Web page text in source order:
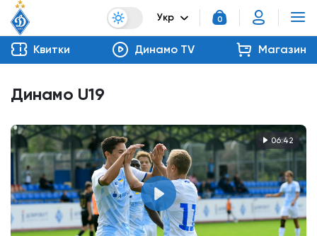
Укр 0
Квитки Динамо TV Магазин
Динамо U19
06:42